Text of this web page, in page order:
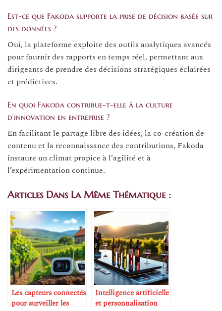
Est-ce que Fakoda supporte la prise de décision basée sur
des données ?
Oui, la plateforme exploite des outils analytiques avancés
pour fournir des rapports en temps réel, permettant aux
dirigeants de prendre des décisions stratégiques éclairées
et prédictives.
En quoi Fakoda contribue-t-elle à la culture
d’innovation en entreprise ?
En facilitant le partage libre des idées, la co-création de
contenu et la reconnaissance des contributions, Fakoda
instaure un climat propice à l’agilité et à
l’expérimentation continue.
Articles Dans La Même Thématique :
Les capteurs connectés
pour surveiller les
Intelligence artificielle
et personnalisation